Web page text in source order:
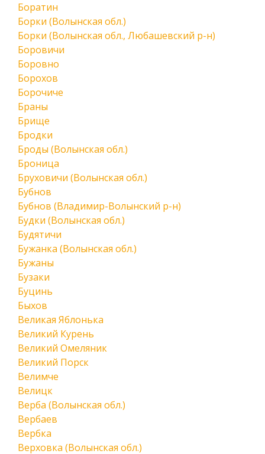
Боратин
Борки (Волынская обл.)
Борки (Волынская обл., Любашевский р-н)
Боровичи
Боровно
Борохов
Борочиче
Браны
Брище
Бродки
Броды (Волынская обл.)
Броница
Бруховичи (Волынская обл.)
Бубнов
Бубнов (Владимир-Волынский р-н)
Будки (Волынская обл.)
Будятичи
Бужанка (Волынская обл.)
Бужаны
Бузаки
Буцинь
Быхов
Великая Яблонька
Великий Курень
Великий Омеляник
Великий Порск
Велимче
Велицк
Верба (Волынская обл.)
Вербаев
Вербка
Верховка (Волынская обл.)